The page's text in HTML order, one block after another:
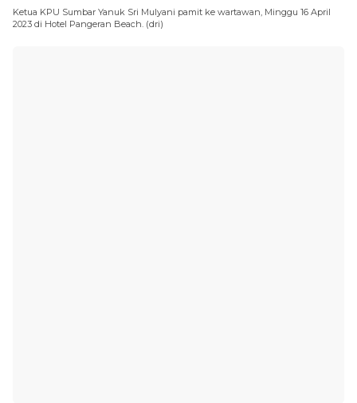
Ketua KPU Sumbar Yanuk Sri Mulyani pamit ke wartawan, Minggu 16 April
2023 di Hotel Pangeran Beach. (dri)